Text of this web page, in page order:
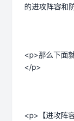
的进攻阵容和
<p>那么下面
</p>
<p>【进攻阵